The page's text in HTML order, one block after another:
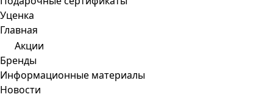
Уценка
Главная
Акции
Бренды
Информационные материалы
Новости